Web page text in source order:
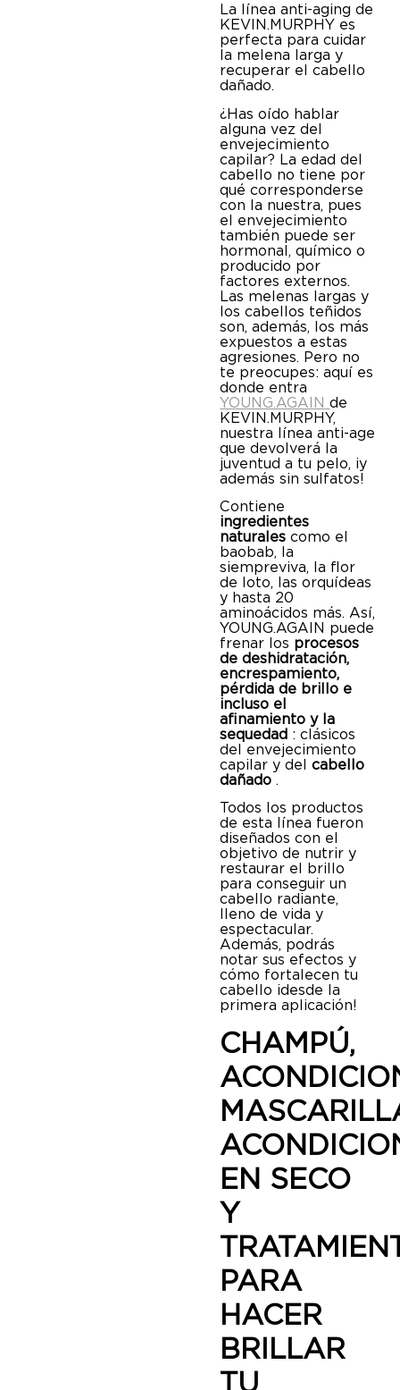
La línea anti-aging de
KEVIN.MURPHY es
perfecta para cuidar
la melena larga y
recuperar el cabello
dañado.
¿Has oído hablar
alguna vez del
envejecimiento
capilar? La edad del
cabello no tiene por
qué corresponderse
con la nuestra, pues
el envejecimiento
también puede ser
hormonal, químico o
producido por
factores externos.
Las melenas largas y
los cabellos teñidos
son, además, los más
expuestos a estas
agresiones. Pero no
te preocupes: aquí es
donde entra
YOUNG.AGAIN de
KEVIN.MURPHY,
nuestra línea anti-age
que devolverá la
juventud a tu pelo, ¡y
además sin sulfatos!
Contiene
ingredientes
naturales como el
baobab, la
siempreviva, la flor
de loto, las orquídeas
y hasta 20
aminoácidos más. Así,
YOUNG.AGAIN puede
frenar los procesos
de deshidratación,
encrespamiento,
pérdida de brillo e
incluso el
afinamiento y la
sequedad : clásicos
del envejecimiento
capilar y delcabello
dañado .
Todos los productos
de esta línea fueron
diseñados con el
objetivo de nutrir y
restaurar el brillo
para conseguir un
cabello radiante,
lleno de vida y
espectacular.
Además, podrás
notar sus efectos y
cómo fortalecen tu
cabello ¡desde la
primera aplicación!
CHAMPÚ,
EN SECO
Y
PARA
HACER
BRILLAR
TU